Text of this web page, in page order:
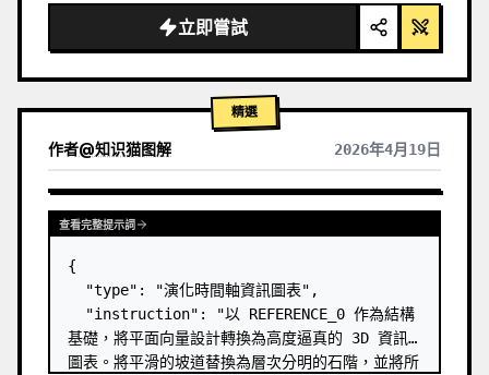
立即嘗試
精選
作者@知识猫图解 2026年4月19日
查看完整提示詞
{
  "type": "演化時間軸資訊圖表",
  "instruction": "以 REFERENCE_0 作為結構
基礎，將平面向量設計轉換為高度逼真的 3D 資訊
圖表。將平滑的坡道替換為層次分明的石階，並將所